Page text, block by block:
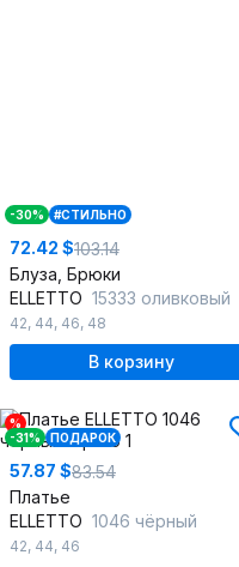
-30% #СТИЛЬНО
72.42 $103.14
Блуза, Брюки
ELLETTO 15333 оливковый
42, 44, 46, 48
В корзину
%
-31%
ПОДАРОК
57.87 $83.54
Платье
ELLETTO 1046 чёрный
42, 44, 46